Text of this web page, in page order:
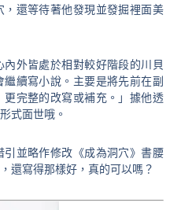
還等待著他發現並發掘裡面美
外皆處於相對較好階段的川貝
續寫小說。主要是將先前在副
完整的改寫或補充。」據他透
式面世哦。
並略作修改《成為洞穴》書腰
還寫得那樣好，真的可以嗎？